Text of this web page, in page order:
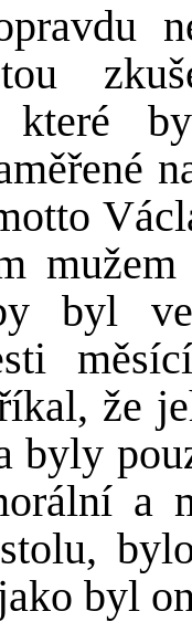
které
byl
že
byly
a
byl